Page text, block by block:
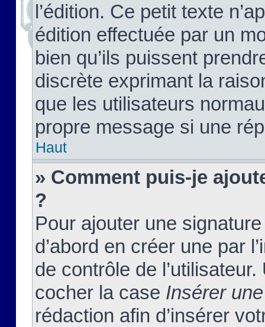
l’édition. Ce petit texte
édition effectuée par un
bien qu’ils puissent
discrète exprimant la
que les utilisateurs
propre message si une
Haut
» Comment puis-je
?
Pour ajouter une
d’abord en créer une par
de contrôle de
cocher la case Insérer
rédaction afin d’insérer